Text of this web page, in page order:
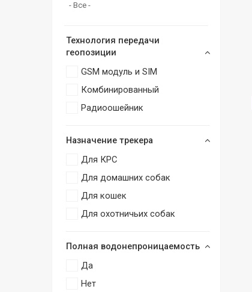
Технология передачи
геопозиции
GSM модуль и SIM
Комбинированный
Радиоошейник
Назначение трекера
Для КРС
Для домашних собак
Для кошек
Для охотничьих собак
Полная водонепроницаемость
Да
Нет